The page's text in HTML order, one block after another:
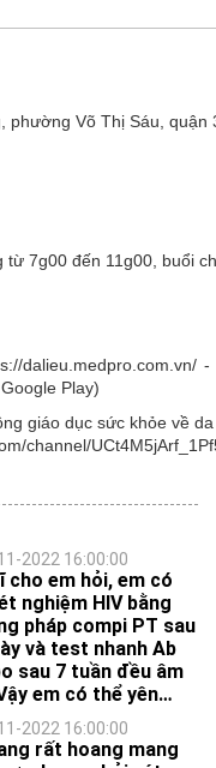
phường Võ Thị Sáu, quận
từ 7g00 đến 11g00, buổi
dalieu.medpro.com.vn/
Play)
giáo dục sức khỏe về
channel/
2022 16:00:00
cho em hỏi, em có
nghiệm HIV bằng
pháp compi PT sau
và test nhanh Ab
sau 7 tuần đều âm
em có thể yên
chưa bác sĩ?
2022 16:00:00
rất hoang mang